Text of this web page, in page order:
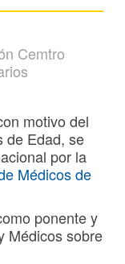
Cemtro
motivo del
de Edad, se
por la
Médicos de
ponente y
Médicos sobre